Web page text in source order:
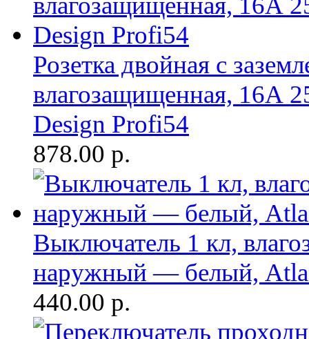
Розетка двойная с
влагозащищенная, 16А
Design Profi54
878.00 р.
Выключатель 1 кл,
наружный — белый,
440.00 р.